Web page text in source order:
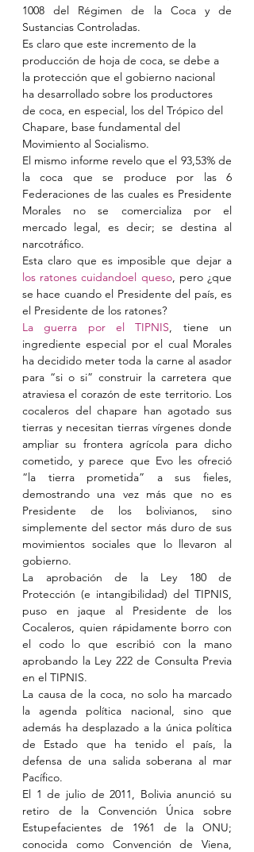
1008 del Régimen de la Coca y de
Sustancias Controladas.
Es claro que este incremento de la
producción de hoja de coca, se debe a
la protección que el gobierno nacional
ha desarrollado sobre los productores
de coca, en especial, los del Trópico del
Chapare, base fundamental del
Movimiento al Socialismo.
El mismo informe revelo que el 93,53% de
la coca que se produce por las 6
Federaciones de las cuales es Presidente
Morales no se comercializa por el
mercado legal, es decir; se destina al
narcotráfico.
los ratones cuidandoel queso, pero ¿que
se hace cuando el Presidente del país, es
el Presidente de los ratones?
La guerra por el TIPNIS, tiene un
ingrediente especial por el cual Morales
ha decidido meter toda la carne al asador
para “si o si” construir la carretera que
atraviesa el corazón de este territorio. Los
cocaleros del chapare han agotado sus
tierras y necesitan tierras vírgenes donde
ampliar su frontera agrícola para dicho
cometido, y parece que Evo les ofreció
“la tierra prometida” a sus fieles,
demostrando una vez más que no es
Presidente de los bolivianos, sino
simplemente del sector más duro de sus
movimientos sociales que lo llevaron al
gobierno.
La aprobación de la Ley 180 de
Protección (e intangibilidad) del TIPNIS,
puso en jaque al Presidente de los
Cocaleros, quien rápidamente borro con
el codo lo que escribió con la mano
aprobando la Ley 222 de Consulta Previa
en el TIPNIS.
La causa de la coca, no solo ha marcado
la agenda política nacional, sino que
además ha desplazado a la única política
de Estado que ha tenido el país, la
defensa de una salida soberana al mar
Pacífico.
El 1 de julio de 2011, Bolivia anunció su
retiro de la Convención Única sobre
Estupefacientes de 1961 de la ONU;
conocida como Convención de Viena,